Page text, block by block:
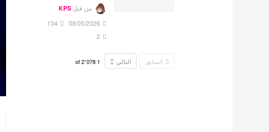
من قبل KPS
08/05/2026
134
2
السابق التالي 1 2٬078